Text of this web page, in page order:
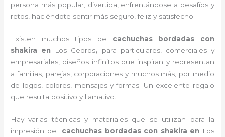
persona más popular, divertida, enfrentándose a desafíos y
retos, haciéndote sentir más seguro, feliz y satisfecho.
Existen muchos tipos de cachuchas bordadas con
shakira en
Los Cedros, para particulares, comerciales y
empresariales, diseños infinitos que inspiran y representan
a familias, parejas, corporaciones y muchos más, por medio
de logos, colores, mensajes y formas. Un excelente regalo
que resulta positivo y llamativo.
Hay varias técnicas y materiales que se utilizan para la
impresión de cachuchas bordadas con shakira en Los